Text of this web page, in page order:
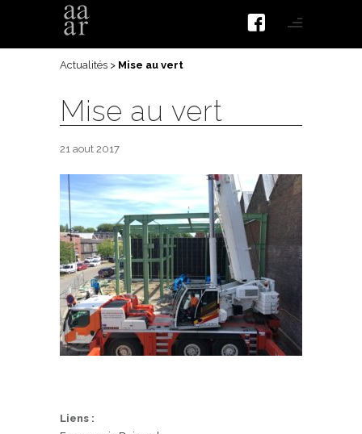
Actualités > Mise au vert
Mise au vert
21 aout 2017
Liens :